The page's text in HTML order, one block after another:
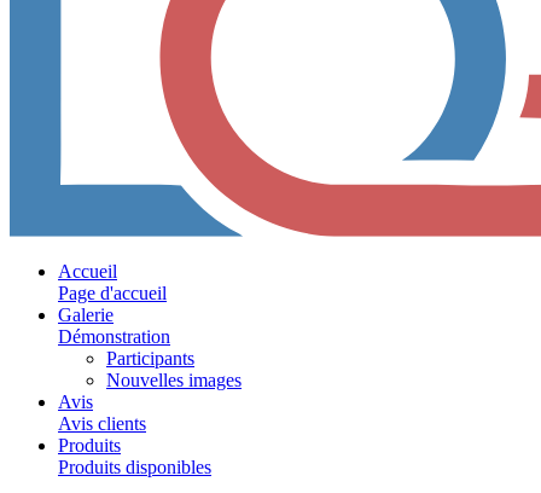
Accueil
Page d'accueil
Galerie
Démonstration
Participants
Nouvelles images
Avis
Avis clients
Produits
Produits disponibles